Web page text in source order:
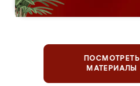
ПОСМОТРЕТЬ
МАТЕРИАЛЫ